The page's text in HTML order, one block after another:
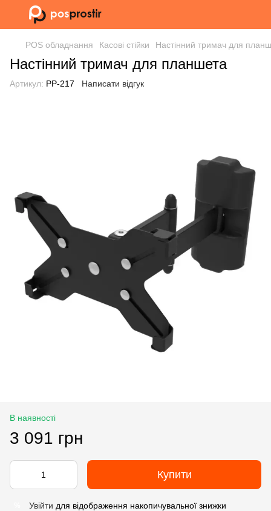
POS обладнання Касові стійки Настінний тримач для
Настінний тримач для планшета
Артикул: РР-217 Написати відгук
В наявності
3 091 грн
Купити
Увійти для відображення накопичувальної знижки